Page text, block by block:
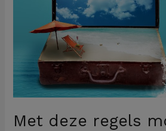
Met deze regels
rekening
houden
als
je
vakantiedagen